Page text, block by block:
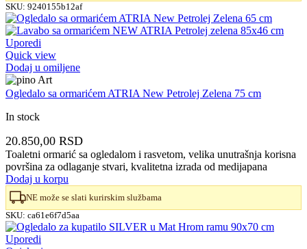
SKU: 9240155b12af
Uporedi
Quick view
Dodaj u omiljene
Ogledalo sa ormarićem ATRIA New Petrolej Zelena 75 cm
In stock
20.850,00 RSD
Toaletni ormarić sa ogledalom i rasvetom, velika unutrašnja korisna
površina za odlaganje stvari, kvalitetna izrada od medijapana
Dodaj u korpu
NE može se slati kurirskim službama
SKU: ca61e6f7d5aa
Uporedi